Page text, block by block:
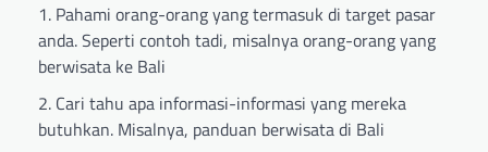
Pahami orang-orang yang termasuk di target pasar
anda. Seperti contoh tadi, misalnya orang-orang yang
berwisata ke Bali
Cari tahu apa informasi-informasi yang mereka
butuhkan. Misalnya, panduan berwisata di Bali